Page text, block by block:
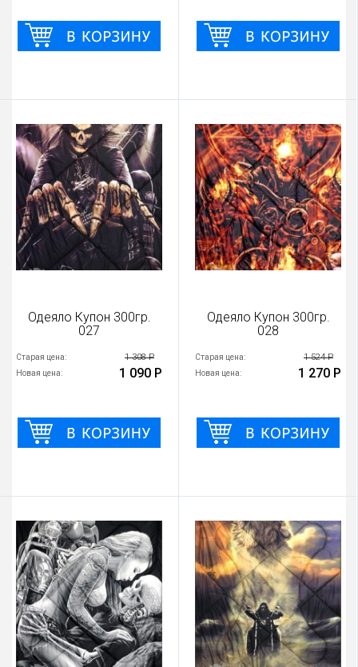
Одеяло Купон 300гр.
027
Старая цена: 1 308 Р
Новая цена: 1 090 Р
Одеяло Купон 300гр.
028
Старая цена: 1 524 Р
Новая цена: 1 270 Р